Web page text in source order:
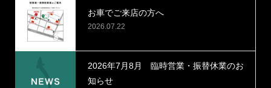
お車でご来店の方へ
2026.07.22
2026年7月8月 臨時営業・振替休業のお
知らせ